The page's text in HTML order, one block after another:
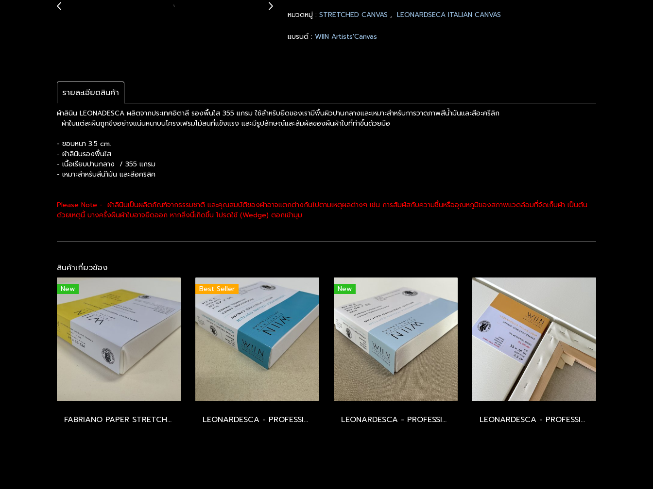
หมวดหมู่ : STRETCHED CANVAS , LEONARDSECA ITALIAN CANVAS
แบรนด์ : WIIN Artists'Canvas
รายละเอียดสินค้า
ผ้าลินิน LEONADESCA ผลิตจากประเทศอิตาลี รองพื้นใส 355 แกรม ใช้สำหรับยืดของเรามีพื้นผิวปานกลางและเหมาะสำหรับการวาดภาพสีน้ำมันและสีอะครีลิก
ผ้าใบแต่ละผืนถูกขึงอย่างแน่นหนาบนโครงเฟรมไม้สนที่แข็งแรง และมีรูปลักษณ์และสัมผัสของผืนผ้าใบที่ทำขึ้นด้วยมือ
- ขอบหนา 3.5 cm.
- ผ้าลินินรองพื้นใส
- เนื้อเรียบปานกลาง / 355 แกรม
- เหมาะสำหรับสีนำ้มัน และสีอคริลิค
Please Note - ผ้าลินินเป็นผลิตภัณฑ์จากธรรมชาติ และคุณสมบัติของผ้าอาจแตกต่างกันไปตามเหตุผลต่างๆ เช่น การสัมผัสกับความชื้นหรืออุณหภูมิของสภาพแวดล้อมที่จัดเก็บผ้า เป็นต้น
ด้วยเหตุนี้ บางครั้งผืนผ้าใบอาจยืดออก หากสิ่งนี้เกิดขึ้น โปรดใช้ (Wedge) ตอกเข้ามุม
สินค้าเกี่ยวข้อง
New
FABRIANO PAPER STRETCHED CANVAS - EXTRA FINE / 395 GSM
Best Seller
LEONARDESCA - PROFESSIONAL STRETCHED CANVAS - ITALIAN COTTON 534 / EXTRA FINE / 253 GSM / UNIVERSAL PRIMED
New
LEONARDESCA - PROFESSIONAL - ITALIAN COTTON 519 / MEDIUM / 393 GSM / UNIVERSAL PRIMED LEONARDESCA - PROFESSIONAL STRETCHED CANVAS - SIZE 100-150 CM.